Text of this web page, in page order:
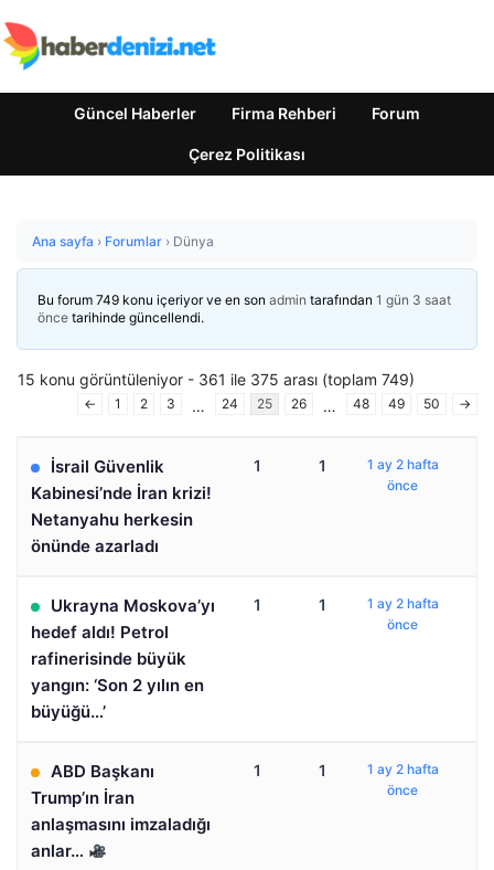
Güncel Haberler Firma Rehberi Forum
Çerez Politikası
Ana sayfa › Forumlar › Dünya
Bu forum 749 konu içeriyor ve en son admin tarafından 1 gün 3 saat
önce tarihinde güncellendi.
15 konu görüntüleniyor - 361 ile 375 arası (toplam 749)
← 1 2 3 … 24 25 26 … 48 49 50 →
İsrail Güvenlik
Kabinesi’nde İran krizi!
Netanyahu herkesin
önünde azarladı
1 1
1 ay 2 hafta
önce
Ukrayna Moskova’yı
hedef aldı! Petrol
rafinerisinde büyük
yangın: ‘Son 2 yılın en
büyüğü…’
1 1
1 ay 2 hafta
önce
ABD Başkanı
Trump’ın İran
anlaşmasını imzaladığı
anlar…
1 1
1 ay 2 hafta
önce